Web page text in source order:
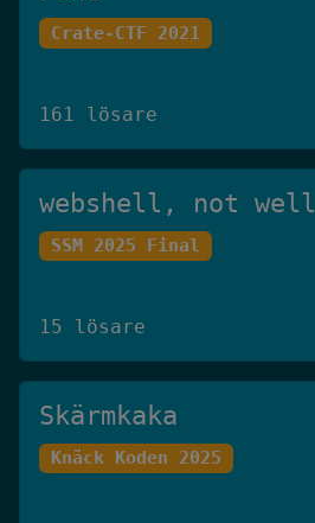
Crate-CTF 2021
161 lösare
webshell, not well
SSM 2025 Final
15 lösare
Skärmkaka
Knäck Koden 2025